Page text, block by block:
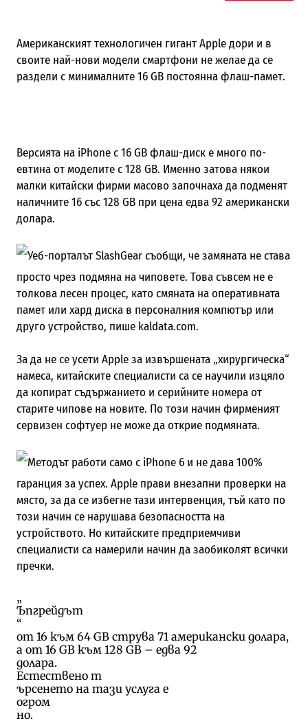
Американскияттехнологичен гигантApple дори и в
своите най-нови модели смартфони не желае да се
раздели с минималните16 GB постоянна флаш-памет.
Версията на iPhone с 16 GB флаш-диск е много по-
евтина от моделите с 128 GB. Именно затова някои
малки китайски фирми масово започнаха да подменят
наличните 16 със 128 GB при цена едва 92 американски
долара.
Уеб-порталът SlashGear съобщи, че замяната не става
просто чрез подмяна на чиповете. Това съвсем не е
толкова лесен процес, като смяната на оперативната
памет или хард диска в персоналния компютър или
друго устройство, пише kaldata.com.
За да не се усети Apple за извършената „хирургическа“
намеса, китайските специалисти са се научили изцяло
да копират съдържанието и серийните номера от
старите чипове на новите. По този начин фирменият
сервизен софтуер не може да открие подмяната.
Методът работи само с iPhone 6 и не дава 100%
гаранция за успех. Apple прави внезапни проверки на
място, за да се избегне тази интервенция, тъй като по
този начин се нарушава безопасността на
устройството. Но китайските предприемчиви
специалисти са намерили начин да заобиколят всички
пречки.
„
Ъпгрейдът
“
от 16 към 64 GB струва 71 американски долара,
а от 16 GB към 128 GB – едва 92
долара.
Естествено т
ърсенето на тази услуга е
огром
но.